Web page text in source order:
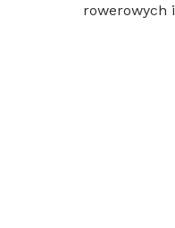
rowerowych